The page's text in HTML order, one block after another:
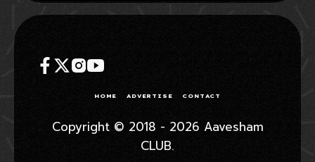
ഗോവൻ
ലെജൻഡറി
ക്ലബ്
ഗ്രൂപ്പും:
ക്ലബ്ബിന്റെ
ആസ്ഥാനം
മാറ്റാൻ
തിരിച്ചെത്തി
ക്കാൻ
നീക്കങ്ങൾ
സജീവം,
HOME ADVERTISE CONTACT
Copyright © 2018 - 2026 Aavesham
CLUB.